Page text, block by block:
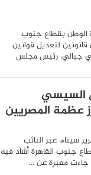
الوطن بقطاع جنوب
لتعديل قوانين
جبالي، رئيس مجلس
السيسي
عظمة المصريين
سيناء، عبر النائب
جنوب القاهرة أشاد فيه
جاءت معبرة عن ...